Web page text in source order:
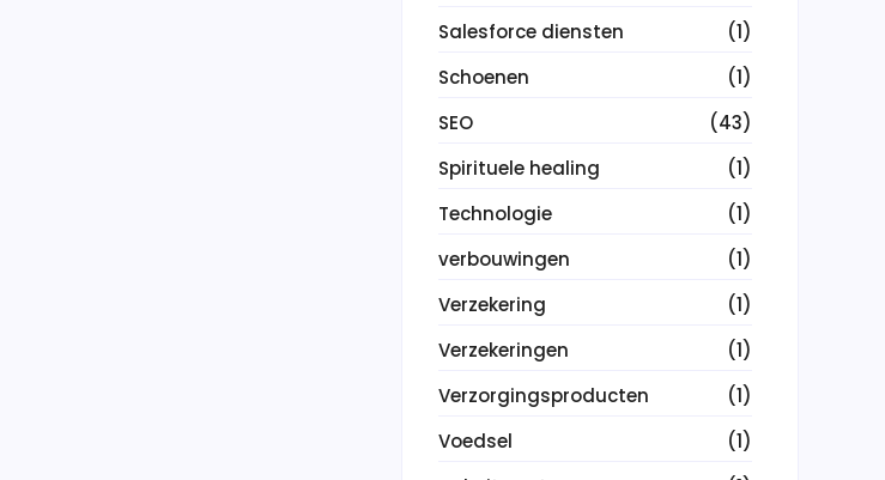
Salesforce diensten
(1)
Schoenen
(1)
SEO
(43)
Spirituele healing
(1)
Technologie
(1)
verbouwingen
(1)
Verzekering
(1)
Verzekeringen
(1)
Verzorgingsproducten
(1)
Voedsel
(1)